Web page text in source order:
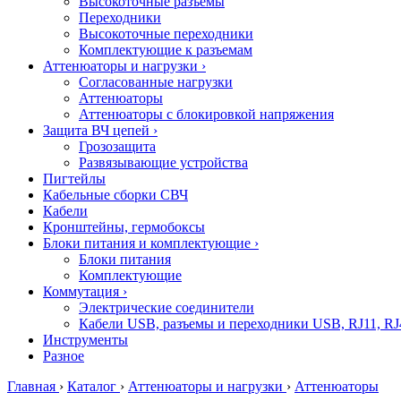
Переходники
Высокоточные переходники
Комплектующие к разъемам
Аттенюаторы и нагрузки ›
Согласованные нагрузки
Аттенюаторы
Аттенюаторы с блокировкой напряжения
Защита ВЧ цепей ›
Грозозащита
Развязывающие устройства
Пигтейлы
Кабельные сборки СВЧ
Кабели
Кронштейны, гермобоксы
Блоки питания и комплектующие ›
Блоки питания
Комплектующие
Коммутация ›
Электрические соединители
Кабели USB, разъемы и переходники USB, RJ11,
Инструменты
Разное
Главная › Каталог › Аттенюаторы и нагрузки › Аттенюаторы